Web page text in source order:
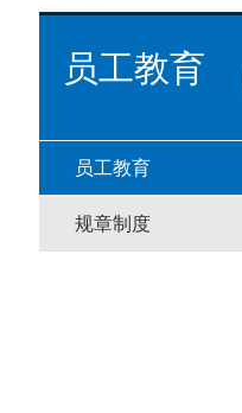
员工教育
员工教育
规章制度